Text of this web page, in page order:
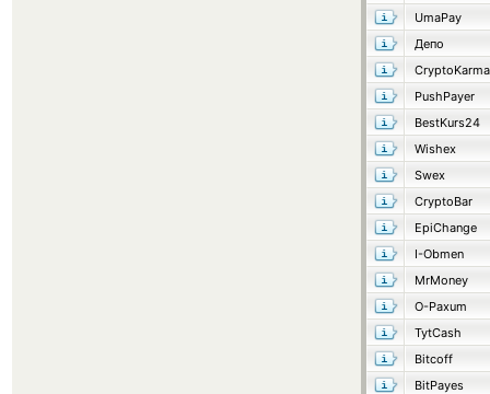
UmaPay
Депо
CryptoKarma
PushPayer
BestKurs24
Wishex
Swex
CryptoBar
EpiChange
I-Obmen
MrMoney
O-Paxum
TytCash
Bitcoff
BitPayes